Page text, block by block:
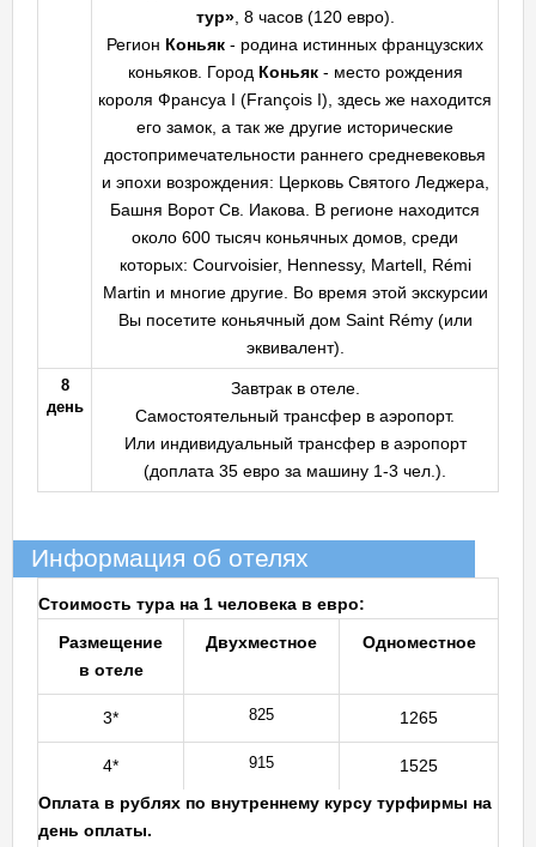
тур», 8 часов (120 евро).
Регион Коньяк - родина истинных французских
коньяков. Город Коньяк- место рождения
короля Франсуа I (François I), здесь же находится
его замок, а так же другие исторические
достопримечательности раннего средневековья
и эпохи возрождения: Церковь Святого Леджера,
Башня Ворот Св. Иакова. В регионе находится
около 600 тысяч коньячных домов, среди
которых: Courvoisier, Hennessy, Martell, Rémi
Martin и многие другие. Во время этой экскурсии
Вы посетите коньячный дом Saint Rémy (или
эквивалент).
8
день
Завтрак в отеле.
Самостоятельный трансфер в аэропорт.
Или индивидуальный трансфер в аэропорт
(доплата 35 евро за машину 1-3 чел.).
Информация об отелях
Стоимость тура на 1 человека в евро:
Размещение
в отеле
Двухместное Одноместное
3* 825 1265
4* 915
1525
Оплата в рублях по внутреннему курсу турфирмы на
день оплаты.